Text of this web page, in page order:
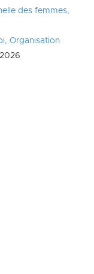
des femmes,
Organisation